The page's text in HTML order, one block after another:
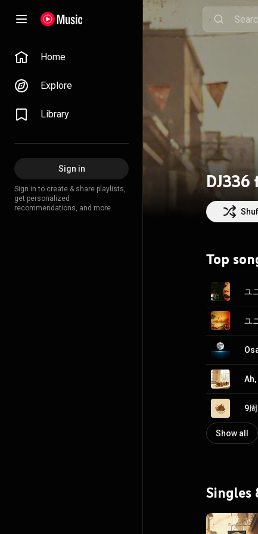
Home
Explore
Library
Sign in
Sign in to create & share playlists,
get personalized
recommendations, and more.
Top
9
Show all
Singles